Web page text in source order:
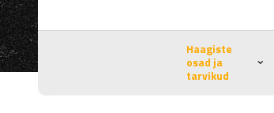
Haagiste
osad ja
tarvikud